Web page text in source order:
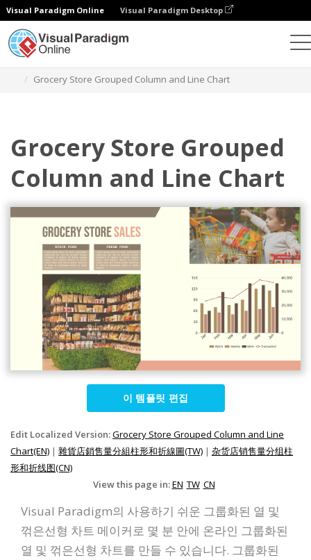
Visual Paradigm Online Visual Paradigm Desktop
Grocery Store Grouped Column and Line Chart
Grocery Store Grouped
Column and Line Chart
이 템플릿 편집
Edit Localized Version:Grocery Store Grouped Column and Line
Chart(EN) | 雜貨店銷售量分組柱形和折線圖(TW) | 杂货店销售量分组柱
形和折线图(CN)
View this page in:EN TW CN
Visual Paradigm의 사용하기 쉬운 그룹화된 열 및
꺾은선형 차트 메이커로 몇 분 안에 온라인 그룹화된
열 및 꺾은선형 차트를 만들 수 있습니다. 그룹화된